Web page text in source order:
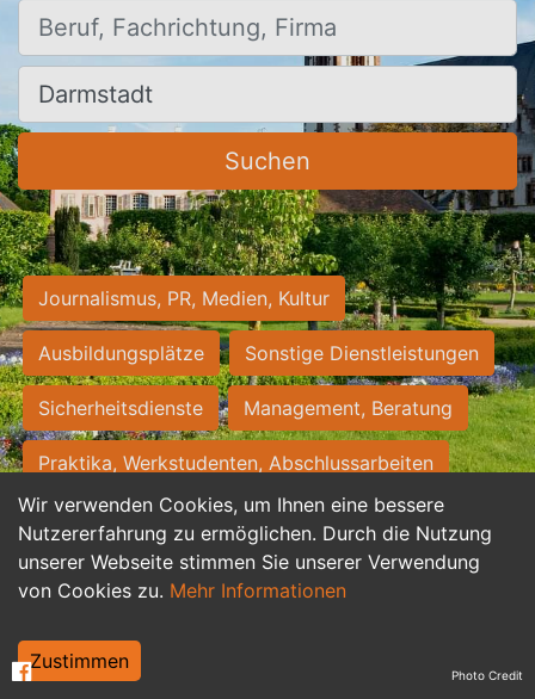
Wir verwenden Cookies, um Ihnen eine bessere
Nutzererfahrung zu ermöglichen. Durch die Nutzung
unserer Webseite stimmen Sie unserer Verwendung
von Cookies zu. Mehr Informationen
Zustimmen
Beruf, Fachrichtung, Firma
Ort, Stadt
Suchen
Journalismus, PR, Medien, Kultur
Ausbildungsplätze Sonstige Dienstleistungen
Sicherheitsdienste Management, Beratung
Praktika, Werkstudenten, Abschlussarbeiten
Personalwesen Assistenz, Sekretariat
Hilfskräfte, Aushilfs- und Nebenjobs
Weiterbildung, Studium, duale Ausbildung Photo Credit